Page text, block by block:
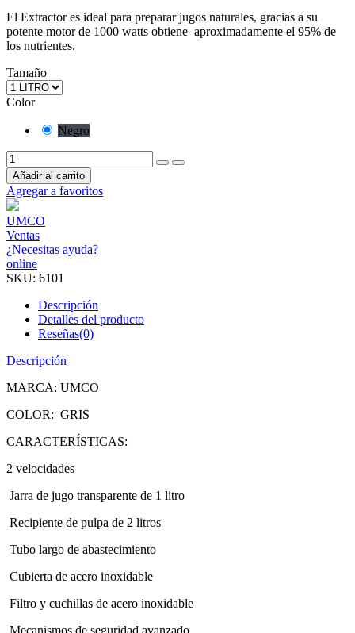
El Extractor es ideal para preparar jugos naturales, gracias a su
potente motor de 1000 watts obtiene aproximadamente el 95% de
los nutrientes.
Tamaño
Color
Negro
Añadir al carrito
Agregar a favoritos
UMCO
Ventas
¿Necesitas ayuda?
online
SKU: 6101
Descripción
Detalles del producto
Reseñas(0)
Descripción
MARCA: UMCO
COLOR: GRIS
CARACTERÍSTICAS:
2 velocidades
Jarra de jugo transparente de 1 litro
Recipiente de pulpa de 2 litros
Tubo largo de abastecimiento
Cubierta de acero inoxidable
Filtro y cuchillas de acero inoxidable